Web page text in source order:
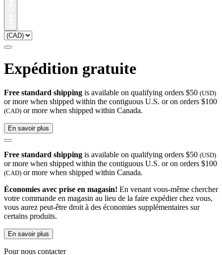
Expédition gratuite
Free standard shipping is available on qualifying orders $50 (USD)
or more when shipped within the contiguous U.S. or on orders $100
(CAD) or more when shipped within Canada.
En savoir plus
Free standard shipping is available on qualifying orders $50 (USD)
or more when shipped within the contiguous U.S. or on orders $100
(CAD) or more when shipped within Canada.
Économies avec prise en magasin! En venant vous-même chercher
votre commande en magasin au lieu de la faire expédier chez vous,
vous aurez peut-être droit à des économies supplémentaires sur
certains produits.
En savoir plus
Pour nous contacter